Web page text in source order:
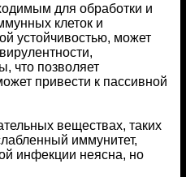
для обработки и
клеток и
устойчивостью, может
что позволяет
привести к пассивной
веществах, таких
иммунитет,
инфекции неясна, но